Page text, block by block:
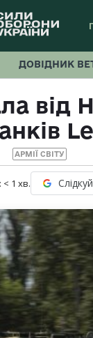
ДОВІДНИК
від
АРМІЇ СВІТУ
< 1 хв.